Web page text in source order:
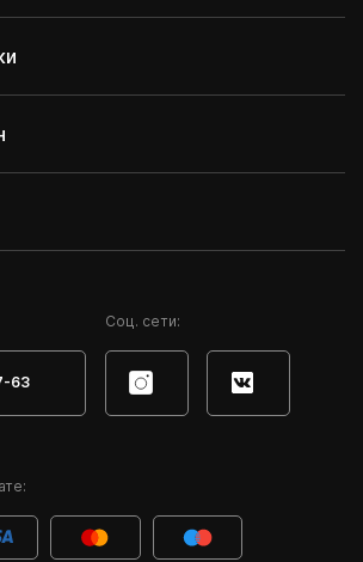
63
Соц. сети: